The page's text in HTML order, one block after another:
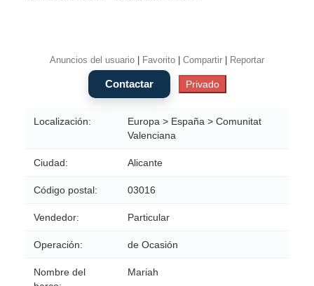
Anuncios del usuario Favorito Compartir Reportar
Localización:
Europa > España > Comunitat
Valenciana
Ciudad: Alicante
Código postal: 03016
Vendedor: Particular
Operación: de Ocasión
Nombre del
Mariah